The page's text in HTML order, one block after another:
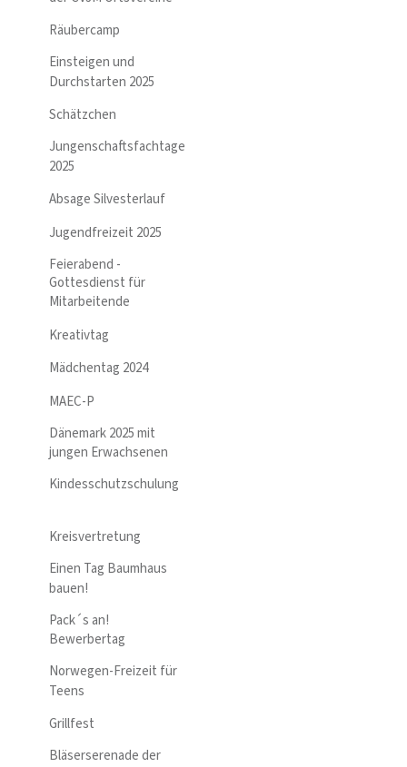
Räubercamp
Einsteigen und
Durchstarten 2025
Schätzchen
Jungenschaftsfachtage
2025
Absage Silvesterlauf
Jugendfreizeit 2025
Feierabend -
Gottesdienst für
Mitarbeitende
Kreativtag
Mädchentag 2024
MAEC-P
Dänemark 2025 mit
jungen Erwachsenen
Kindesschutzschulung
Kreisvertretung
Einen Tag Baumhaus
bauen!
Pack´s an!
Bewerbertag
Norwegen-Freizeit für
Teens
Grillfest
Bläserserenade der